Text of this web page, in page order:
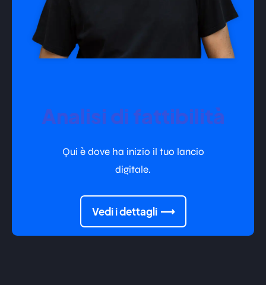
Analisi di fattibilità
Qui è dove ha inizio il tuo lancio
digitale.
Vedi i dettagli